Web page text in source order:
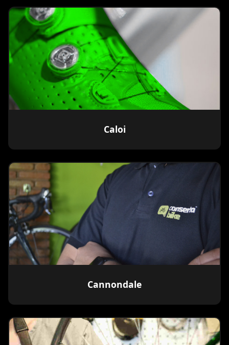
Caloi
Cannondale